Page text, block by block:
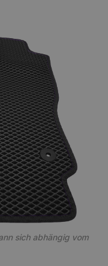
sich abhängig vom